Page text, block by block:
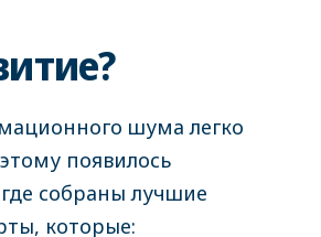
шума легко
появилось
собраны лучшие
которые: